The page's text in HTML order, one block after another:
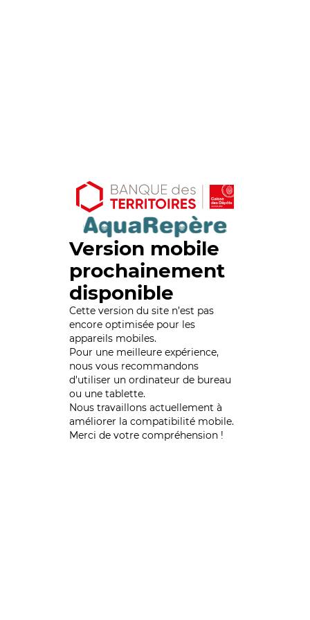
Version mobile
prochainement
disponible
Cette version du site n’est pas
encore optimisée pour les
appareils mobiles.
Pour une meilleure expérience,
nous vous recommandons
d'utiliser un ordinateur de bureau
ou une tablette.
Nous travaillons actuellement à
améliorer la compatibilité mobile.
Merci de votre compréhension !